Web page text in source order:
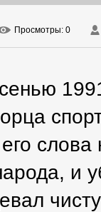
Просмотры: 0
и